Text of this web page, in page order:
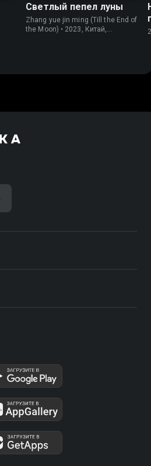
Светлый пепел луны
Zhang yue jin ming (Till the End of
the Moon) • 2023, Китай,